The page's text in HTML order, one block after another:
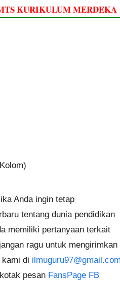
KURIKULUM MERDEKA
Anda ingin tetap
tentang dunia pendidikan
memiliki pertanyaan terkait
ragu untuk mengirimkan
kami di
pesan FansPage FB